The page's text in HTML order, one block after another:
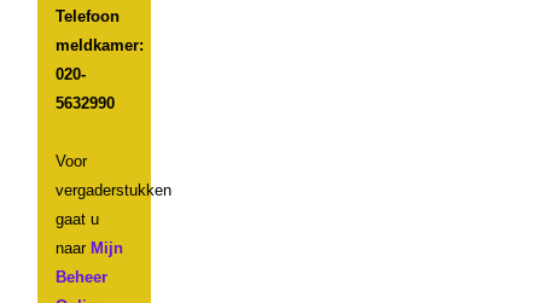
Telefoon
meldkamer:
020-
5632990
Voor
vergaderstukken
gaat u
naarMijn
Beheer